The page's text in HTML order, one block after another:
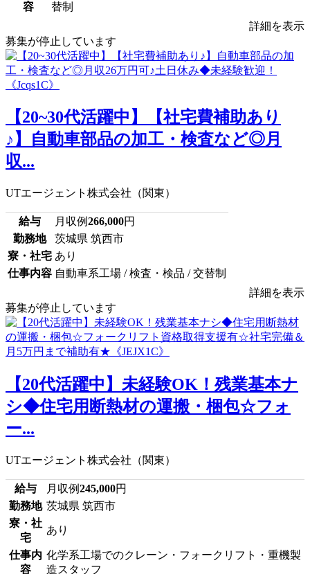
容
替制
詳細を表示
募集が停止しています
【20~30代活躍中】【社宅費補助あり
♪】自動車部品の加工・検査など◎月
収...
UTエージェント株式会社（関東）
給与 月収例266,000円
勤務地
茨城県 筑西市
寮・社宅 あり
仕事内容 自動車系工場 / 検査・検品 / 交替制
詳細を表示
募集が停止しています
【20代活躍中】未経験OK！残業基本ナ
シ◆住宅用断熱材の運搬・梱包☆フォ
ー...
UTエージェント株式会社（関東）
給与 月収例245,000円
勤務地 茨城県 筑西市
寮・社
宅
あり
仕事内
容
化学系工場でのクレーン・フォークリフト・重機製
造スタッフ